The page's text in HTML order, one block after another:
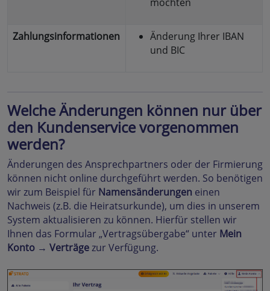
Zahlungsinformationen Änderung Ihrer IBAN
und BIC
Welche Änderungen können nur über
den Kundenservice vorgenommen
werden?
Änderungen des Ansprechpartners oder der Firmierung
können nicht online durchgeführt werden. So benötigen
wir zum Beispiel für Namensänderungen einen
Nachweis (z.B. die Heiratsurkunde), um dies in unserem
System aktualisieren zu können. Hierfür stellen wir
Ihnen das Formular „Vertragsübergabe“ unter Mein
Konto → Verträgezur Verfügung.